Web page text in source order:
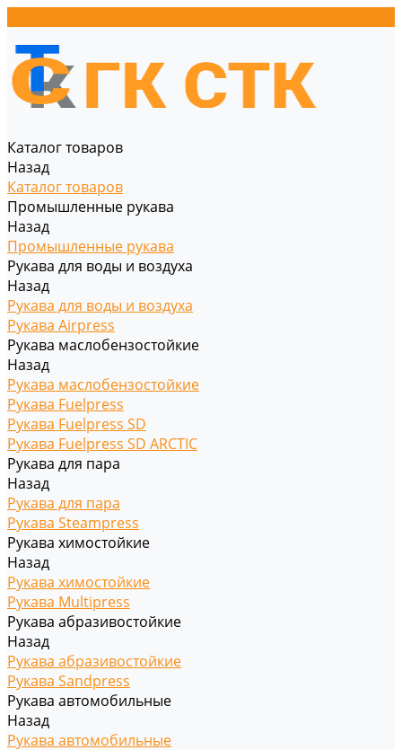
Каталог товаров
Назад
Каталог товаров
Промышленные рукава
Назад
Промышленные рукава
Рукава для воды и воздуха
Назад
Рукава для воды и воздуха
Рукава Airpress
Рукава маслобензостойкие
Назад
Рукава маслобензостойкие
Рукава Fuelpress
Рукава Fuelpress SD
Рукава Fuelpress SD ARCTIC
Рукава для пара
Назад
Рукава для пара
Рукава Steampress
Рукава химостойкие
Назад
Рукава химостойкие
Рукава Multipress
Рукава абразивостойкие
Назад
Рукава абразивостойкие
Рукава Sandpress
Рукава автомобильные
Назад
Рукава автомобильные